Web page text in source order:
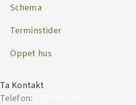
Schema
Terminstider
Öppet hus
Ta Kontakt
Telefon: